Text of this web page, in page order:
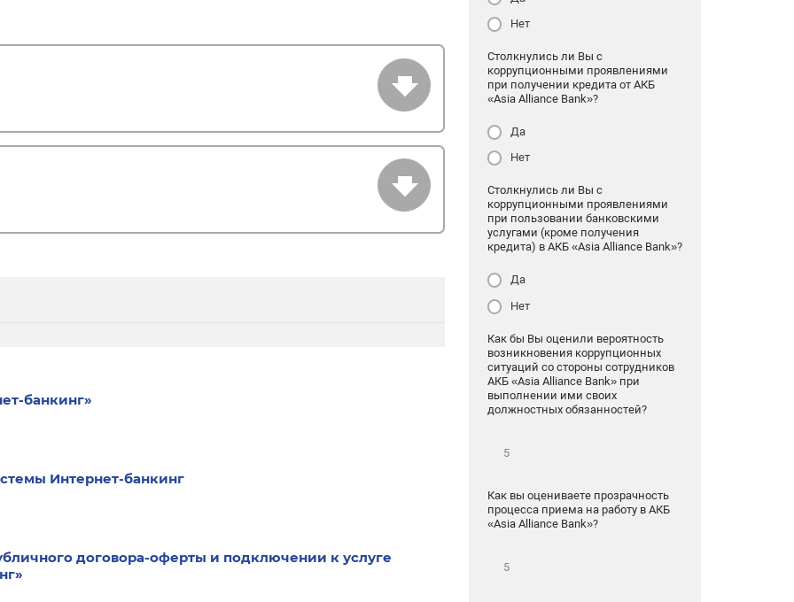
банкинг»
Интернет-банкинг
договора-оферты и подключении к услуге
Нет
Столкнулись ли Вы с
коррупционными проявлениями
при получении кредита от АКБ
«Asia Alliance Bank»?
Да
Нет
Столкнулись ли Вы с
коррупционными проявлениями
при пользовании банковскими
услугами (кроме получения
кредита) в АКБ «Asia Alliance Bank»?
Да
Нет
Как бы Вы оценили вероятность
возникновения коррупционных
ситуаций со стороны сотрудников
АКБ «Asia Alliance Bank» при
выполнении ими своих
должностных обязанностей?
Как вы оцениваете прозрачность
процесса приема на работу в АКБ
«Asia Alliance Bank»?